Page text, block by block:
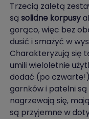
Trzecią zaletą
są solidne korpusy
gorąco, więc bez
dusić i smażyć w
Charakteryzują się
umili wieloletnie
dodać (po
garnków i patelni są
nagrzewają się,
są przyjemne w